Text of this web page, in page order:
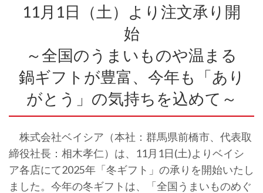
11月1日（土）より注文承り開
始
～全国のうまいものや温まる
鍋ギフトが豊富、今年も「あり
がとう」の気持ちを込めて～
株式会社ベイシア（本社：群馬県前橋市、代表取
締役社長：相木孝仁）は、11月1日(土)よりベイシ
ア各店にて2025年「冬ギフト」の承りを開始いたし
ました。今年の冬ギフトは、「全国うまいものめぐ